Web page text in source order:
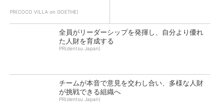
PR(COCO VILLA on GOETHE)
全員がリーダーシップを発揮し、自分より優れ
た人財を育成する
PR(dentsu Japan)
チームが本音で意見を交わし合い、多様な人財
が挑戦できる組織へ
PR(dentsu Japan)